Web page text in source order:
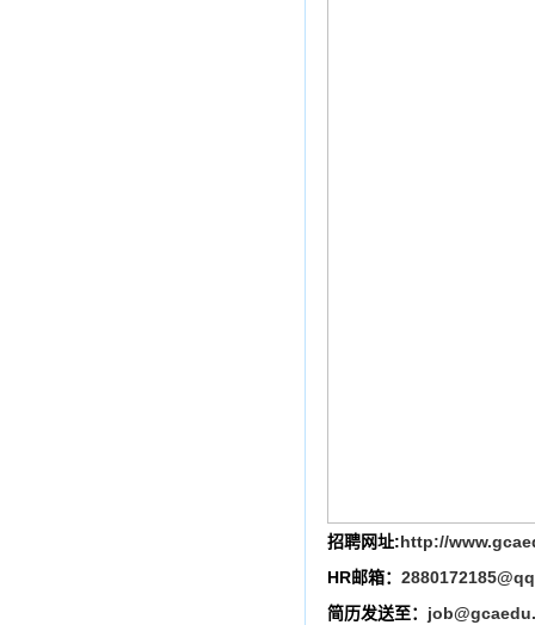
招聘网址:http://
HR邮箱：
简历发送至：